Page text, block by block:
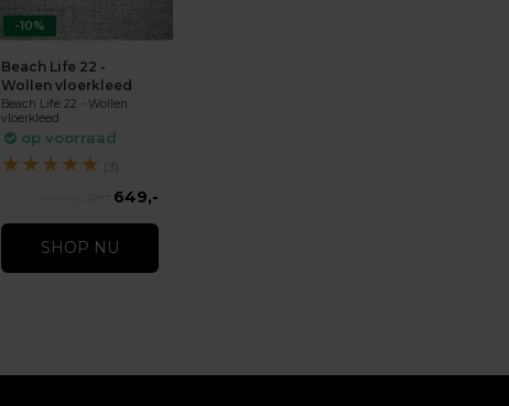
-10%
Beach Life 22 -
Wollen vloerkleed
Beach Life 22 - Wollen
vloerkleed
op voorraad
★★★★★ (3)
649,-
SHOP NU